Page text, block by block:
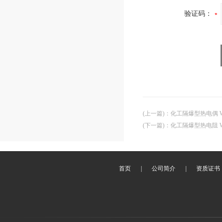
验证码：
(上一篇) ： 化工隔爆型热电偶
(下一篇) ： 化工隔爆型热电阻
首页 公司简介 资质证书